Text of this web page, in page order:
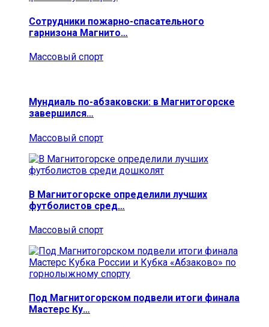
Сотрудники пожарно-спасательного
гарнизона Магнито…
Массовый спорт
Мундиаль по-абзаковски: в Магнитогорске
завершился…
Массовый спорт
В Магнитогорске определили лучших
футболистов сред…
Массовый спорт
Под Магнитогорском подвели итоги финала
Мастерс Ку…